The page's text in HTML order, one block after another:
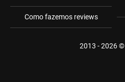
Como fazemos reviews
2013 - 2026 ©